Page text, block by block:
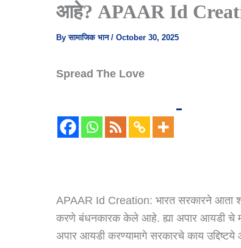
आहे? APAAR Id
Byसामाजिक भान / October 30, 2025
Spread The Love
APAAR Id Creation: भारत सरकारने आता
करणे बंधनकारक केले आहे. ह्या अपार आयडी चे
अपार आयडी करण्यामागे सरकारचे काय